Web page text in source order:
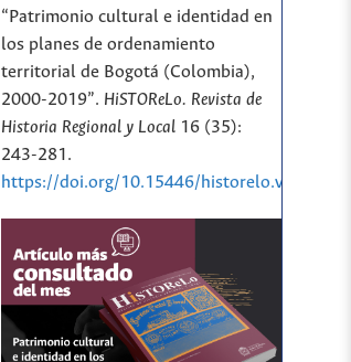
“Patrimonio cultural e identidad en
los planes de ordenamiento
territorial de Bogotá (Colombia),
2000-2019”. HiSTOReLo. Revista de
Historia Regional y Local16 (35):
243-281.
https://doi.org/10.15446/